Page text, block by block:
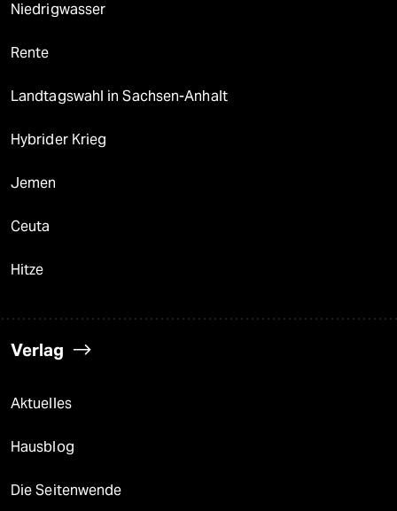
Niedrigwasser
Rente
Landtagswahl in Sachsen-Anhalt
Hybrider Krieg
Jemen
Ceuta
Hitze
Verlag
Aktuelles
Hausblog
Die Seitenwende